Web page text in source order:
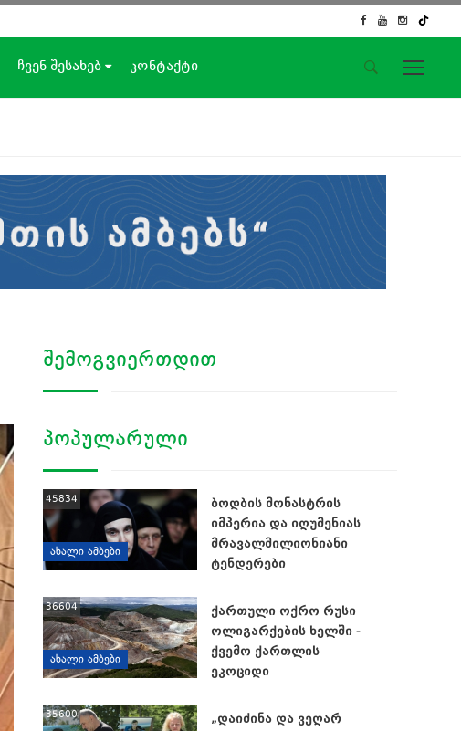
საიტის მენიუ
ჟურნალისტური გამოძიება
ქართული საქმე
ჩვენ შესახებ
კონტაქტი
ჩვენ შესახებ კონტაქტი
ᲨᲔᲛᲝᲒᲕᲘᲔᲠᲗᲓᲘᲗ
ᲞᲝᲞᲣᲚᲐᲠᲣᲚᲘ
ᲐᲮᲐᲚᲘ ᲐᲛᲑᲔᲑᲘ
45834
ბოდბის მონასტრის
იმპერია და იღუმენიას
მრავალმილიონიანი
ტენდერები
ᲐᲮᲐᲚᲘ ᲐᲛᲑᲔᲑᲘ
36604
ქართული ოქრო რუსი
ოლიგარქების ხელში -
ქვემო ქართლის
ეკოციდი
35600
„დაიძინა და ვეღარ